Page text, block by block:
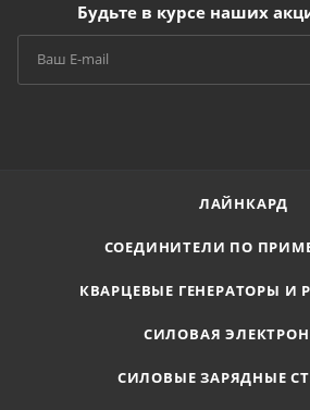
Будьте в курсе наших
ЛАЙНКАРД
СОЕДИНИТЕЛИ ПО
КВАРЦЕВЫЕ ГЕНЕРАТОРЫ И
СИЛОВАЯ
СИЛОВЫЕ ЗАРЯДНЫЕ